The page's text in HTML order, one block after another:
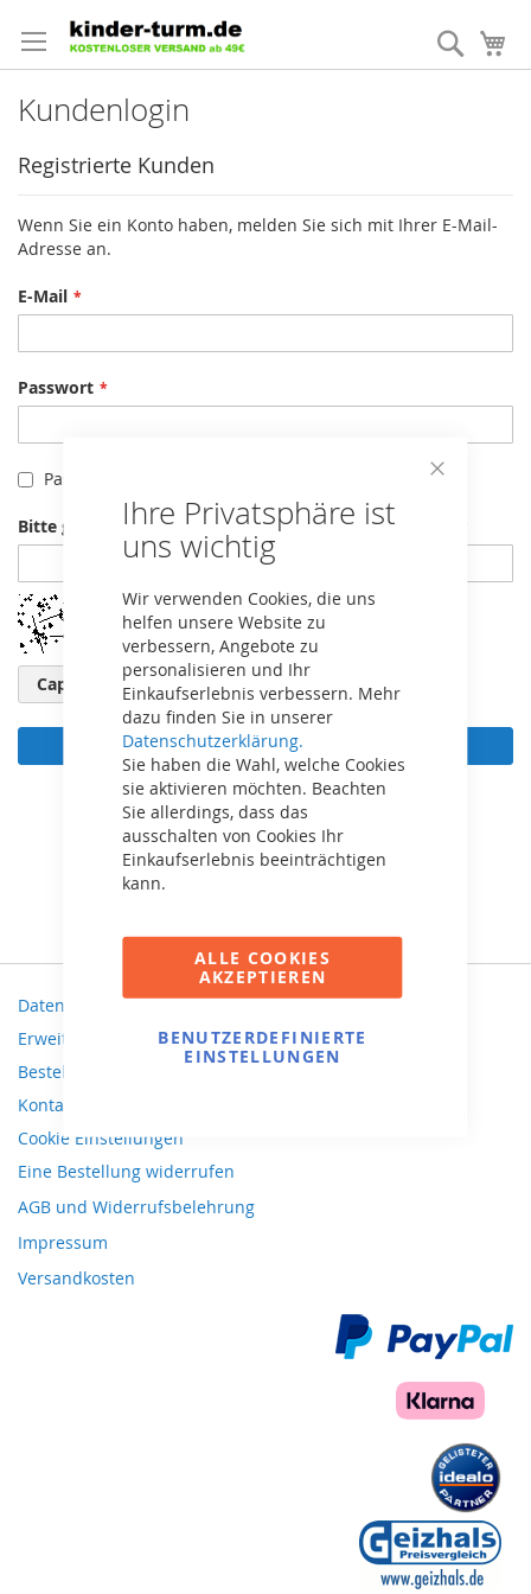
Ihre Privatsphäre ist
uns wichtig
Wir verwenden Cookies, die uns
helfen unsere Website zu
verbessern, Angebote zu
personalisieren und Ihr
Einkaufserlebnis verbessern. Mehr
dazu finden Sie in unserer
Datenschutzerklärung.
Sie haben die Wahl, welche Cookies
sie aktivieren möchten. Beachten
Sie allerdings, dass das
ausschalten von Cookies Ihr
Einkaufserlebnis beeinträchtigen
kann.
ALLE COOKIES
AKZEPTIEREN
BENUTZERDEFINIERTE
EINSTELLUNGEN
zum
Inhalt
Suche
Kundenlogin
Registrierte Kunden
Wenn Sie ein Konto haben, melden Sie sich mit Ihrer E-Mail-
Adresse an.
E-Mail
Passwort
Passwort anzeigen
Bitte geben Sie die Buchstaben und Zahlen unten ein
Captcha neu laden
Anmelden
Passwort vergessen?
Datenschutz und Cookie-Richtlinien
Erweiterte Suche
Bestellungen und Rücksendungen
Kontaktieren Sie uns
Cookie Einstellungen
Eine Bestellung widerrufen
AGB und Widerrufsbelehrung
Impressum
Versandkosten